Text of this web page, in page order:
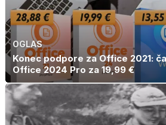
OGLAS
Konec podpore za Office 2021:
Office 2024 Pro za 19,99 €